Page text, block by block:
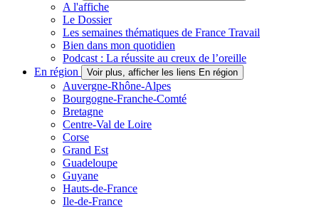
A l'affiche
Le Dossier
Les semaines thématiques de France Travail
Bien dans mon quotidien
Podcast : La réussite au creux de l’oreille
En région
Voir plus, afficher les liens En région
Auvergne-Rhône-Alpes
Bourgogne-Franche-Comté
Bretagne
Centre-Val de Loire
Corse
Grand Est
Guadeloupe
Guyane
Hauts-de-France
Ile-de-France